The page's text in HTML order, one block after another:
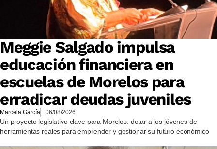
Meggie Salgado impulsa
educación financiera en
escuelas de Morelos para
erradicar deudas juveniles
Marcela García 06/08/2026
Un proyecto legislativo clave para Morelos: dotar a los jóvenes de
herramientas reales para emprender y gestionar su futuro económico